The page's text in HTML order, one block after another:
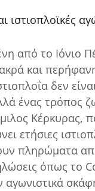
ιστιοπλοϊκές
από το Ιόνιο
και
δεν
ένας τρόπος
Κέρκυρας,
ετήσιες
πληρώματα
όπως το
αγωνιστικά